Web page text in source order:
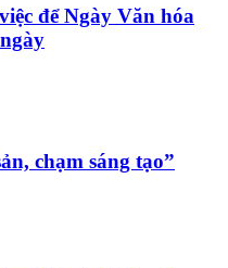
để Ngày Văn hóa
chạm sáng tạo”